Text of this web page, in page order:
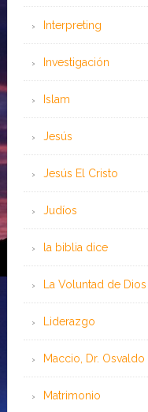
Interpreting
Investigación
Islam
Jesús
Jesús El Cristo
Judíos
la biblia dice
La Voluntad de Dios
Liderazgo
Maccio, Dr. Osvaldo
Matrimonio